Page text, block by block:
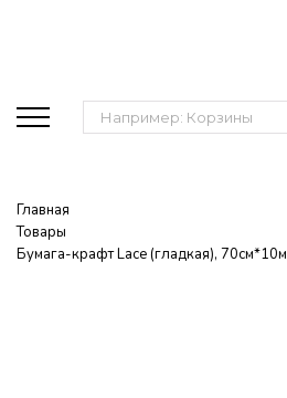
Поиск:
Главная
Товары
Бумага-крафт Lace (гладкая), 70см*10м